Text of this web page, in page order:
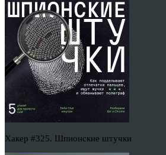
Хакер #325. Шпионские штучки